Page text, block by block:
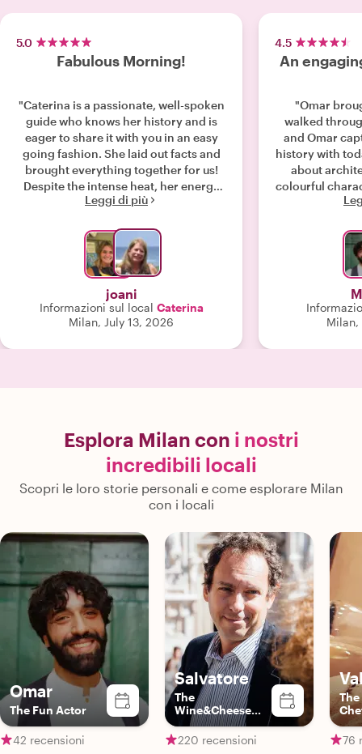
5.0
Fabulous Morning!
"Caterina is a passionate, well-spoken
guide who knows her history and is
eager to share it with you in an easy
going fashion. She laid out facts and
brought everything together for us!
Despite the intense heat, her energy
and smiles made for a wonderful
recommend her!"
Leggi di più
joani
Informazioni sul local Caterina
Milan, July 13, 2026
4.5
An
"Omar
walked
and Omar
history with
about
colourful
Milan,
Esplora Milan con i nostri
incredibili locali
Scopri le loro storie personali e come esplorare Milan
con i locali
Omar
The Fun Actor
42 recensioni
Salvatore
The
Wine&Cheese
Expert
220 recensioni
76